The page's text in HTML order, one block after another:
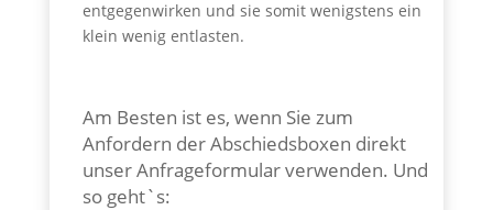
entgegenwirken und sie somit wenigstens ein
klein wenig entlasten.
Am Besten ist es, wenn Sie zum
Anfordern der Abschiedsboxen direkt
unser Anfrageformular verwenden. Und
so geht`s: